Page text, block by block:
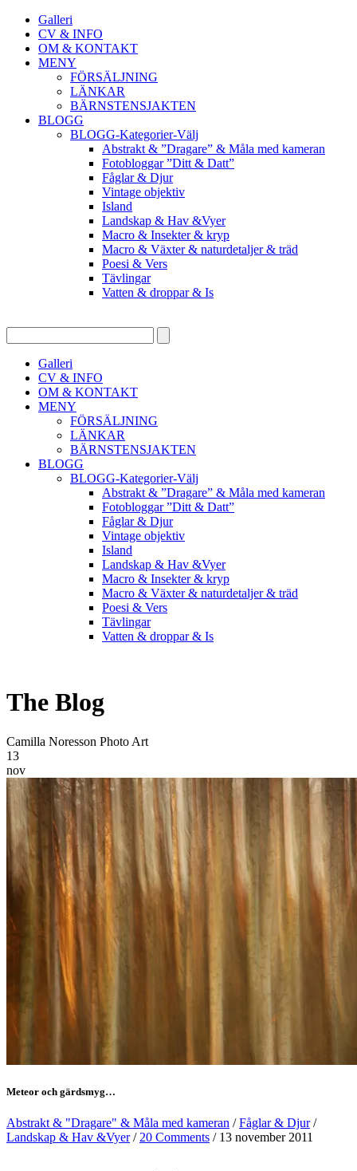
Galleri
CV & INFO
OM & KONTAKT
MENY
FÖRSÄLJNING
LÄNKAR
BÄRNSTENSJAKTEN
BLOGG
BLOGG-Kategorier-Välj
Abstrakt & ”Dragare” & Måla med kameran
Fotobloggar ”Ditt & Datt”
Fåglar & Djur
Vintage objektiv
Island
Landskap & Hav &Vyer
Macro & Insekter & kryp
Macro & Växter & naturdetaljer & träd
Poesi & Vers
Tävlingar
Vatten & droppar & Is
Galleri
CV & INFO
OM & KONTAKT
MENY
FÖRSÄLJNING
LÄNKAR
BÄRNSTENSJAKTEN
BLOGG
BLOGG-Kategorier-Välj
Abstrakt & ”Dragare” & Måla med kameran
Fotobloggar ”Ditt & Datt”
Fåglar & Djur
Vintage objektiv
Island
Landskap & Hav &Vyer
Macro & Insekter & kryp
Macro & Växter & naturdetaljer & träd
Poesi & Vers
Tävlingar
Vatten & droppar & Is
The Blog
Camilla Noresson Photo Art
13
nov
Meteor och gärdsmyg…
Abstrakt & "Dragare" & Måla med kameran /Fåglar & Djur/
Landskap & Hav &Vyer/ 20 Comments / 13 november 2011